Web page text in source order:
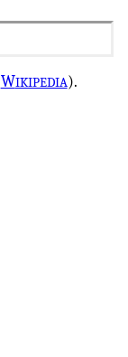
WIKIPEDIA).